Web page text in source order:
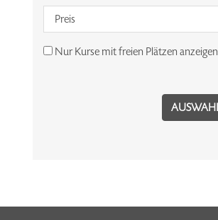
Preis
Nur Kurse mit freien Plätzen anzeigen